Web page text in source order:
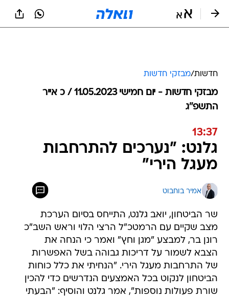
חדשות/מבזקי חדשות
מבזקי חדשות - יום חמישי 11.05.2023 / כ אייר
התשפ"ג
13:37
גלנט: "נערכים להתרחבות
מעגל הירי"
אמיר בוחבוט
שר הביטחון, יואב גלנט, התייחס בסיום הערכת
מצב שקיים עם הרמטכ"ל הרצי הלוי וראש השב"כ
רונן בר, למבצע "מגן וחץ" ואמר כי הנחה את
הצבא לשמור על דריכות גבוהה בשל האפשרות
של התרחבות מעגל הירי. "הנחיתי את כלל כוחות
הביטחון לנקוט בכל האמצעים הנדרשים כדי להכין
שורת פעולות נוספות", אמר גלנט והוסיף: "הבעתי